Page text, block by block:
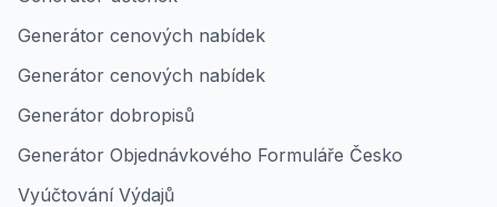
Generátor cenových nabídek
Generátor cenových nabídek
Generátor dobropisů
Generátor Objednávkového Formuláře Česko
Vyúčtování Výdajů